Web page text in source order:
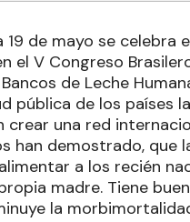
19 de mayo se celebra
el V Congreso
de Leche
pública de los países
crear una red
han demostrado, que
a los recién
madre. Tiene
la